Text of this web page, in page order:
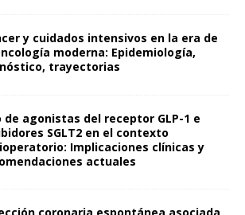
y cuidados intensivos en la era de
moderna: Epidemiología,
trayectorias
de agonistas del receptor GLP-1 e
SGLT2 en el contexto
Implicaciones clínicas y
actuales